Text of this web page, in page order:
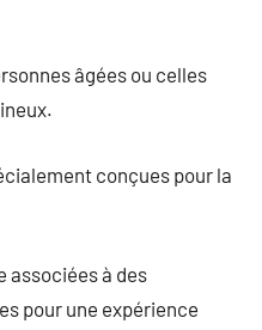
âgées ou celles
conçues pour la
associées à des
pour une expérience